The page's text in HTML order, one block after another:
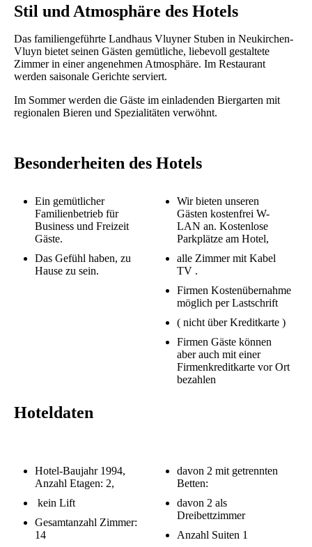
Stil und Atmosphäre des Hotels
Das familiengeführte Landhaus Vluyner Stuben in Neukirchen-
Vluyn bietet seinen Gästen gemütliche, liebevoll gestaltete
Zimmer in einer angenehmen Atmosphäre. Im Restaurant
werden saisonale Gerichte serviert.
Im Sommer werden die Gäste im einladenden Biergarten mit
regionalen Bieren und Spezialitäten verwöhnt.
Besonderheiten des Hotels
Ein gemütlicher
Familienbetrieb für
Business und Freizeit
Gäste.
Das Gefühl haben, zu
Hause zu sein.
Wir bieten unseren
Gästen kostenfrei W-
LAN an. Kostenlose
Parkplätze am Hotel,
alle Zimmer mit Kabel
TV .
Firmen Kostenübernahme
möglich per Lastschrift
( nicht über Kreditkarte )
Firmen Gäste können
aber auch mit einer
Firmenkreditkarte vor Ort
bezahlen
Hoteldaten
Hotel-Baujahr 1994,
Anzahl Etagen: 2,
kein Lift
Gesamtanzahl Zimmer:
14
davon 2 mit getrennten
Betten:
davon 2 als
Dreibettzimmer
Anzahl Suiten 1